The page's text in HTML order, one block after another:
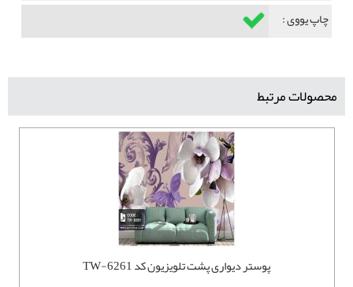
چاپ یووی :
محصولات مرتبط
پوستر دیواری پشت تلویزیون کد TW-6261